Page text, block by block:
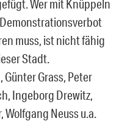
Wer mit Knüppeln
muss, ist nicht fähig
Stadt.
Grass, Peter
Ingeborg Drewitz,
Wolfgang Neuss u.a.